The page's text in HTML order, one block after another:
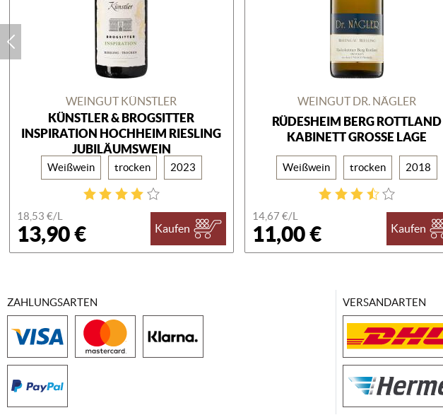
WEINGUT KÜNSTLER
KÜNSTLER & BROGSITTER
INSPIRATION HOCHHEIM RIESLING
JUBILÄUMSWEIN
Weißwein trocken 2023
18,53 €/L
13,90 € Kaufen
WEINGUT DR. NÄGLER
RÜDESHEIM BERG ROTTLAND
KABINETT GROSSE LAGE
Weißwein trocken 2018
14,67 €/L
11,00 € Kaufen
ZAHLUNGSARTEN VERSANDARTEN